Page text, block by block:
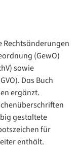
Rechtsänderungen
(GewO)
sowie
Das Buch
ergänzt.
gestaltete
für
enthält.